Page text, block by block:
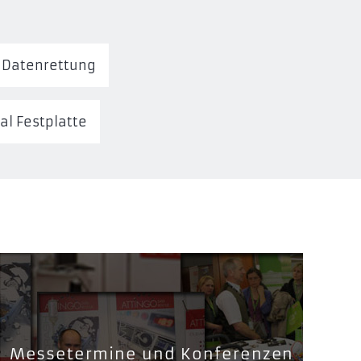
Datenrettung
Festplatte
Messetermine und Konferenzen